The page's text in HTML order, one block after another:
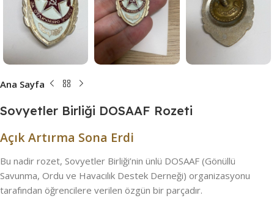
Ana Sayfa
Sovyetler Birliği DOSAAF Rozeti
Açık Artırma Sona Erdi
Bu nadir rozet, Sovyetler Birliği’nin ünlü DOSAAF (Gönüllü
Savunma, Ordu ve Havacılık Destek Derneği) organizasyonu
tarafından öğrencilere verilen özgün bir parçadır.